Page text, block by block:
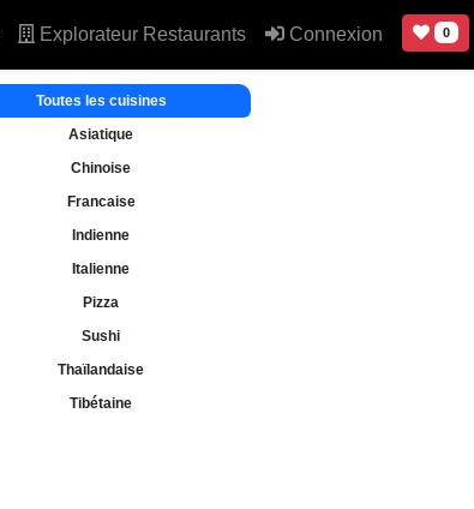
Explorateur Restaurants Connexion 0
Toutes les cuisines
Asiatique
Chinoise
Francaise
Indienne
Italienne
Pizza
Sushi
Thaïlandaise
Tibétaine